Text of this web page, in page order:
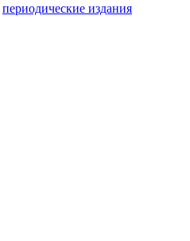
периодические издания